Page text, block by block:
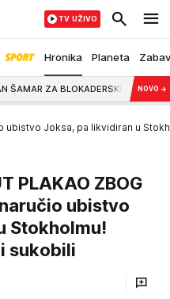
Hronika Planeta
TV UŽIVO
BLOKADERSKE MEDIJE! Pavlović
NOVO →
ubistvo Joksa, pa likvidiran u
PLAKAO ZBOG
ubistvo
Stokholmu!
sukobili